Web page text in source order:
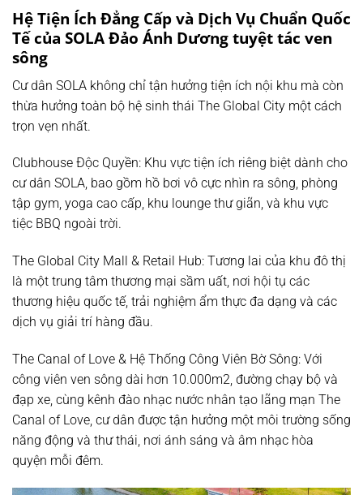
Hệ Tiện Ích Đẳng Cấp và Dịch Vụ Chuẩn Quốc
Tế của SOLA Đảo Ánh Dương tuyệt tác ven
sông
Cư dân SOLA không chỉ tận hưởng tiện ích nội khu mà còn
thừa hưởng toàn bộ hệ sinh thái The Global City một cách
trọn vẹn nhất.
Clubhouse Độc Quyền: Khu vực tiện ích riêng biệt dành cho
cư dân SOLA, bao gồm hồ bơi vô cực nhìn ra sông, phòng
tập gym, yoga cao cấp, khu lounge thư giãn, và khu vực
tiệc BBQ ngoài trời.
The Global City Mall & Retail Hub: Tương lai của khu đô thị
là một trung tâm thương mại sầm uất, nơi hội tụ các
thương hiệu quốc tế, trải nghiệm ẩm thực đa dạng và các
dịch vụ giải trí hàng đầu.
The Canal of Love & Hệ Thống Công Viên Bờ Sông: Với
công viên ven sông dài hơn 10.000m2, đường chạy bộ và
đạp xe, cùng kênh đào nhạc nước nhân tạo lãng mạn The
Canal of Love, cư dân được tận hưởng một môi trường sống
năng động và thư thái, nơi ánh sáng và âm nhạc hòa
quyện mỗi đêm.